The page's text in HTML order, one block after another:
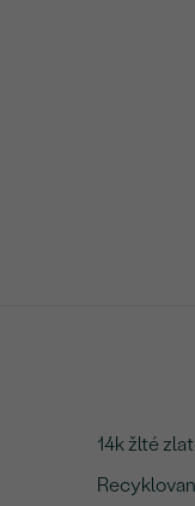
14k žlté